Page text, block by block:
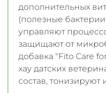
дополнительных
(полезные
управляют
защищают от
добавка "Fito Care
хау датских
состав, тонизируют